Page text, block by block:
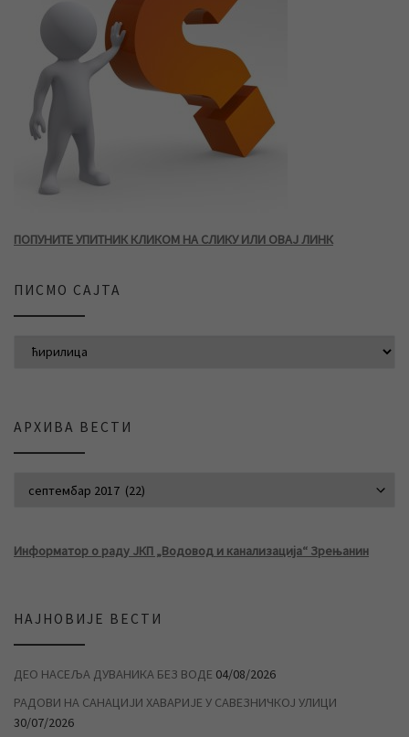
ПОПУНИТЕ УПИТНИК КЛИКОМ НА СЛИКУ ИЛИ ОВАЈ ЛИНК
ПИСМО САЈТА
АРХИВА ВЕСТИ
Информатор о раду ЈКП „Водовод и канализација“ Зрењанин
НАЈНОВИЈЕ ВЕСТИ
ДЕО НАСЕЉА ДУВАНИКА БЕЗ ВОДЕ 04/08/2026
РАДОВИ НА САНАЦИЈИ ХАВАРИЈЕ У САВЕЗНИЧКОЈ УЛИЦИ
30/07/2026